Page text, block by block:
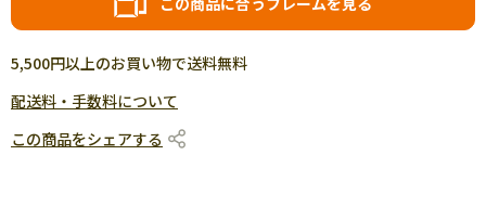
5,500円以上のお買い物で送料無料
配送料・手数料について
この商品をシェアする